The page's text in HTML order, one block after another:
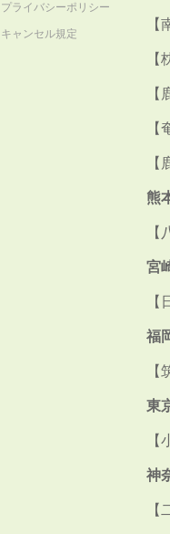
プライバシーポリシー
キャンセル規定
【
熊
【
宮
福
東
【
神
【